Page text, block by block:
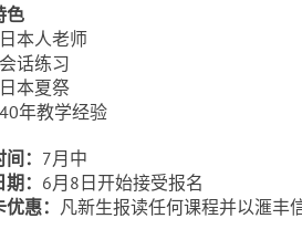
色
本人老师
话练习
本夏祭
年教学经验
： 7月中
： 6月8日开始接受报名
惠： 凡新生报读任何课程并以滙丰